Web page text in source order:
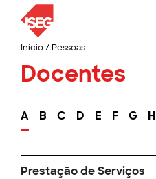
Início/ Pessoas
Docentes
A B C D E F G H
Prestação de Serviços